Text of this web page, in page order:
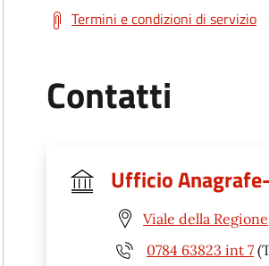
Termini e condizioni di servizio
Contatti
Ufficio
Viale della
0784 63823 int 7